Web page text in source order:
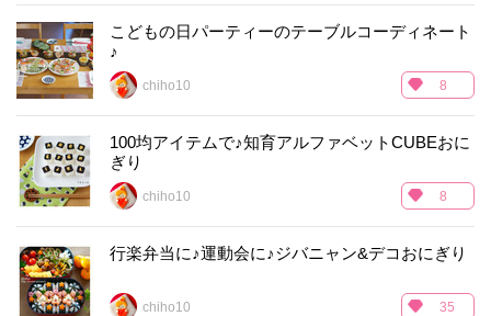
こどもの日パーティーのテーブルコーディネート
♪
chiho10 8
100均アイテムで♪知育アルファベットCUBEおに
ぎり
chiho10 8
行楽弁当に♪運動会に♪ジバニャン&デコおにぎり
chiho10 35